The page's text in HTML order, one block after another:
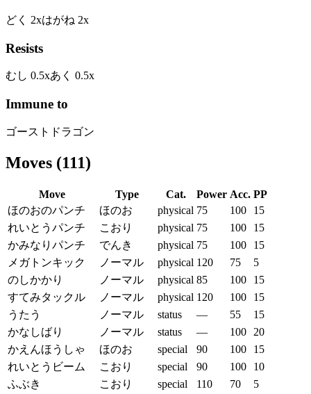
どく 2xはがね 2x
Resists
むし 0.5xあく 0.5x
Immune to
ゴースト ドラゴン
Moves (111)
Move Type Cat. Power Acc. PP
ほのおのパンチ
ほのお physical 75 100
15
れいとうパンチ
こおり physical 75 100
15
かみなりパンチ
でんき physical 75 100
15
メガトンキック
ノーマル physical 120 75
5
のしかかり
ノーマル physical 85 100
15
すてみタックル
ノーマル physical 120 100
15
うたう
ノーマル status — 55
15
かなしばり
ノーマル status — 100
20
かえんほうしゃ
ほのお special 90 100
15
れいとうビーム
こおり special 90 100
10
ふぶき
こおり special 110 70
5